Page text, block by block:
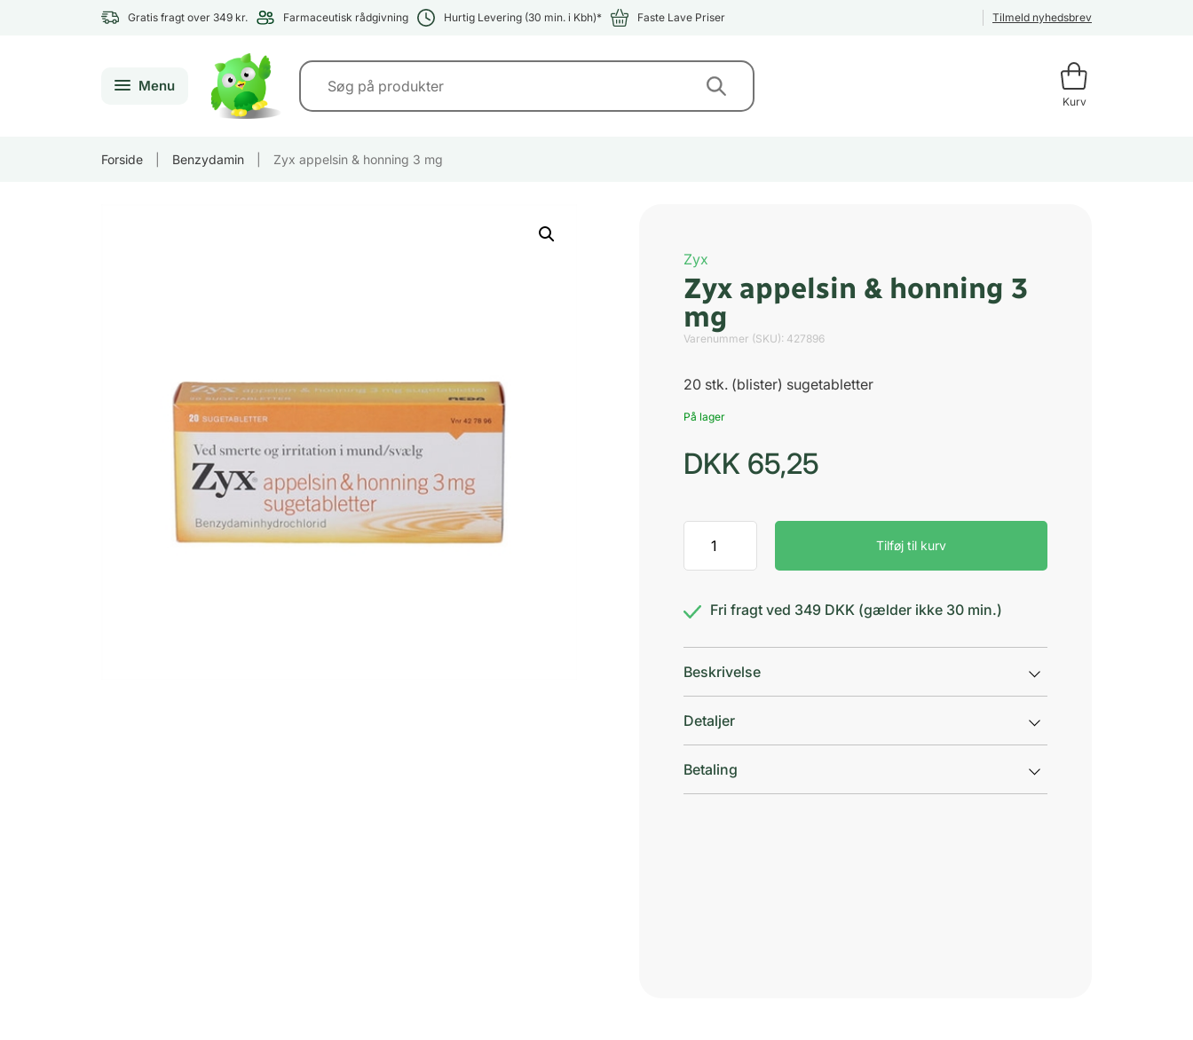
Gratis fragt over 349 kr. Farmaceutisk rådgivning Hurtig Levering (30 min. i Kbh)* Faste Lave Priser Tilmeld nyhedsbrev
Menu
Kurv
Forside Benzydamin Zyx appelsin & honning 3 mg
Zyx
Zyx appelsin & honning 3
mg
Varenummer (SKU): 427896
20 stk. (blister) sugetabletter
På lager
DKK 65,25
appelsin
&
3
Tilføj til kurv
Fri fragt ved 349 DKK (gælder ikke 30 min.)
Beskrivelse
Detaljer
Betaling